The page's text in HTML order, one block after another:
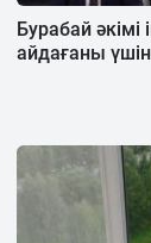
Бурабай әкімі
айдағаны